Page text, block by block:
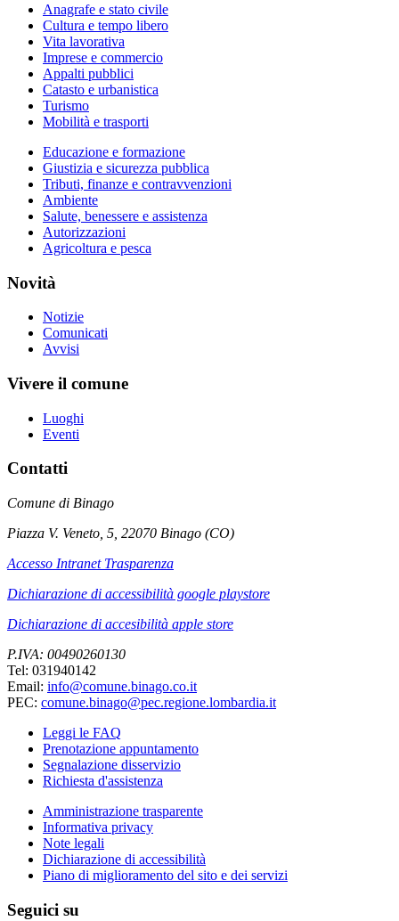
Anagrafe e stato civile
Cultura e tempo libero
Vita lavorativa
Imprese e commercio
Appalti pubblici
Catasto e urbanistica
Turismo
Mobilità e trasporti
Educazione e formazione
Giustizia e sicurezza pubblica
Tributi, finanze e contravvenzioni
Ambiente
Salute, benessere e assistenza
Autorizzazioni
Agricoltura e pesca
Novità
Notizie
Comunicati
Avvisi
Vivere il comune
Luoghi
Eventi
Contatti
Comune di Binago
Piazza V. Veneto, 5, 22070 Binago (CO)
Accesso Intranet Trasparenza
Dichiarazione di accessibilità google playstore
Dichiarazione di accesibilità apple store
P.IVA: 00490260130
Tel: 031940142
Email: info@comune.binago.co.it
PEC: comune.binago@pec.regione.lombardia.it
Leggi le FAQ
Prenotazione appuntamento
Segnalazione disservizio
Richiesta d'assistenza
Amministrazione trasparente
Informativa privacy
Note legali
Dichiarazione di accessibilità
Piano di miglioramento del sito e dei servizi
Seguici su